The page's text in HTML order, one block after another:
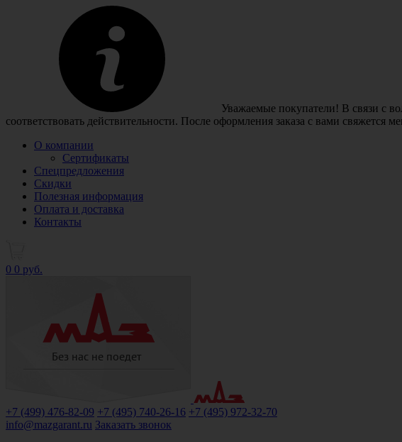
Уважаемые покупатели! В связи с
соответствовать действительности. После оформления заказа с вами свяжется
О компании
Сертификаты
Спецпредложения
Скидки
Полезная информация
Оплата и доставка
Контакты
0 0 руб.
+7 (499) 476-82-09 +7 (495) 740-26-16 +7 (495) 972-32-70
info@mazgarant.ru Заказать звонок